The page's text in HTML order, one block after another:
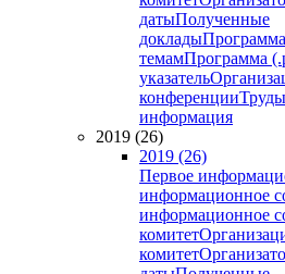
датыПолученные
докладыПрограмма
темамПрограмма
указатель
конференцииТруды
информация
2019 (26)
2019 (26)
Первое
информационное
информационное
комитет
комитет